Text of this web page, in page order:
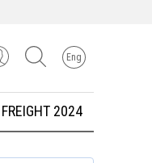
Eng
2024